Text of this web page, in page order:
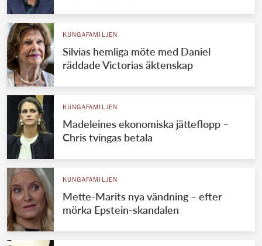
KUNGAFAMILJEN
Silvias hemliga möte med Daniel
räddade Victorias äktenskap
KUNGAFAMILJEN
Madeleines ekonomiska jätteflopp –
Chris tvingas betala
KUNGAFAMILJEN
Mette-Marits nya vändning – efter
mörka Epstein-skandalen